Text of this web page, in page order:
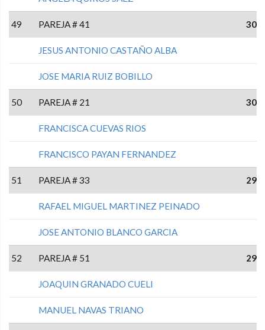
49 PAREJA # 41 30
JESUS ANTONIO CASTAÑO ALBA
JOSE MARIA RUIZ BOBILLO
50 PAREJA # 21 30
FRANCISCA CUEVAS RIOS
FRANCISCO PAYAN FERNANDEZ
51 PAREJA # 33 29
RAFAEL MIGUEL MARTINEZ PEINADO
JOSE ANTONIO BLANCO GARCIA
52 PAREJA # 51 29
JOAQUIN GRANADO CUELI
MANUEL NAVAS TRIANO